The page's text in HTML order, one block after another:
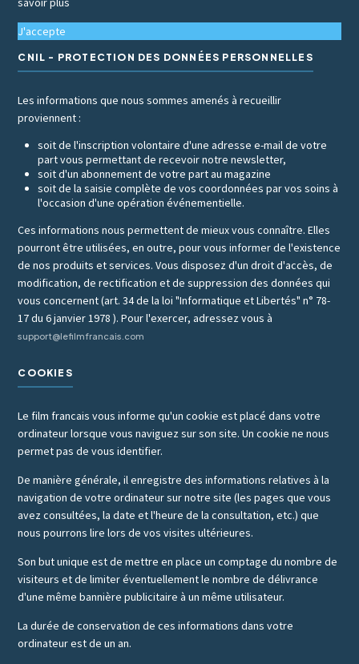
J'accepte
CNIL - PROTECTION DES DONNÉES PERSONNELLES
Les informations que nous sommes amenés à recueillir
proviennent :
soit de l'inscription volontaire d'une adresse e-mail de votre
part vous permettant de recevoir notre newsletter,
soit d'un abonnement de votre part au magazine
soit de la saisie complète de vos coordonnées par vos soins à
l'occasion d'une opération événementielle.
Ces informations nous permettent de mieux vous connaître. Elles
pourront être utilisées, en outre, pour vous informer de l'existence
de nos produits et services. Vous disposez d'un droit d'accès, de
modification, de rectification et de suppression des données qui
vous concernent (art. 34 de la loi "Informatique et Libertés" n° 78-
17 du 6 janvier 1978 ). Pour l'exercer, adressez vous à
support@lefilmfrancais.com
COOKIES
Le film francais vous informe qu'un cookie est placé dans votre
ordinateur lorsque vous naviguez sur son site. Un cookie ne nous
permet pas de vous identifier.
De manière générale, il enregistre des informations relatives à la
navigation de votre ordinateur sur notre site (les pages que vous
avez consultées, la date et l'heure de la consultation, etc.) que
nous pourrons lire lors de vos visites ultérieures.
Son but unique est de mettre en place un comptage du nombre de
visiteurs et de limiter éventuellement le nombre de délivrance
d'une même bannière publicitaire à un même utilisateur.
La durée de conservation de ces informations dans votre
ordinateur est de un an.